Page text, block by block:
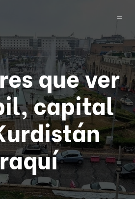
que ver
capital